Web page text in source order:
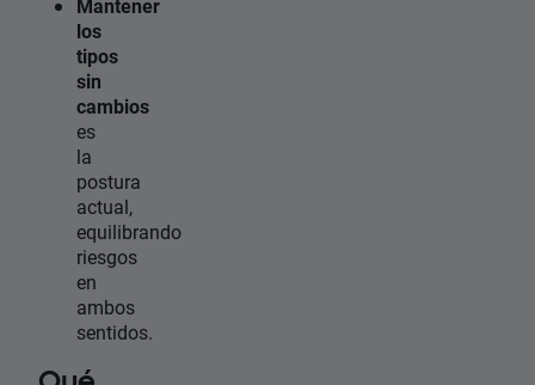
Mantener
los
tipos
sin
cambios
es
la
postura
actual,
equilibrando
riesgos
en
ambos
sentidos.